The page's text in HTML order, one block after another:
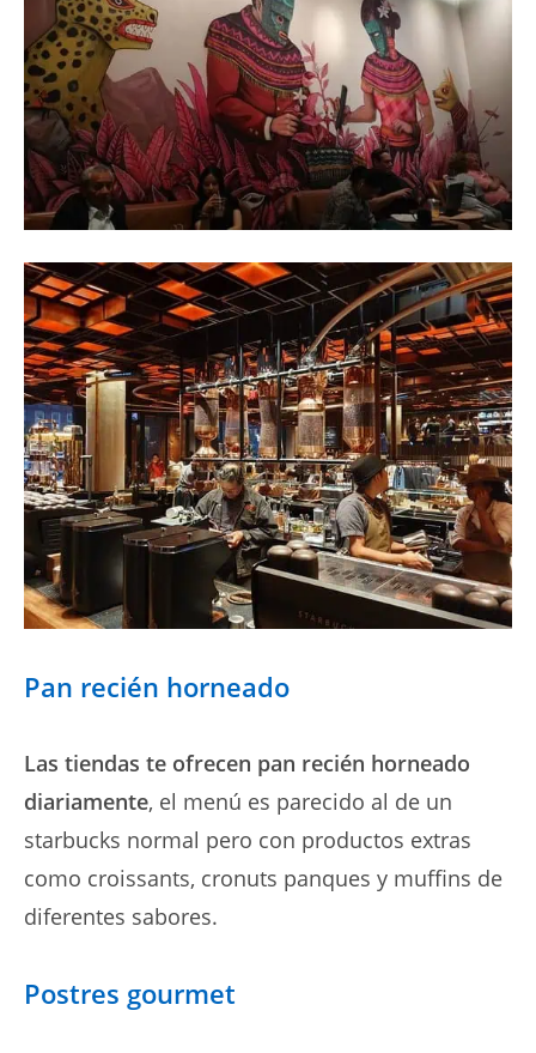
Pan recién horneado
Las tiendas te ofrecen pan recién horneado
diariamente, el menú es parecido al de un
starbucks normal pero con productos extras
como croissants, cronuts panques y muffins de
diferentes sabores.
Postres gourmet